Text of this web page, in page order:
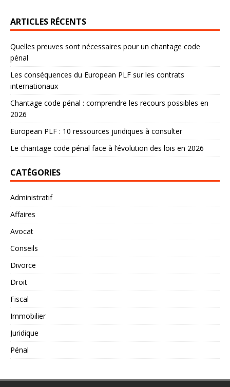
ARTICLES RÉCENTS
Quelles preuves sont nécessaires pour un chantage code
pénal
Les conséquences du European PLF sur les contrats
internationaux
Chantage code pénal : comprendre les recours possibles en
2026
European PLF : 10 ressources juridiques à consulter
Le chantage code pénal face à l’évolution des lois en 2026
CATÉGORIES
Administratif
Affaires
Avocat
Conseils
Divorce
Droit
Fiscal
Immobilier
Juridique
Pénal